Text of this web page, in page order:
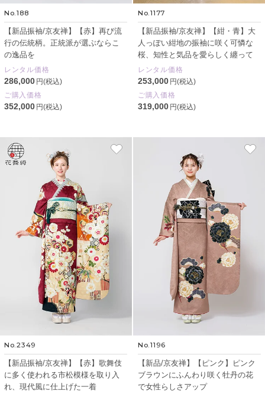
No.188
【新品振袖/京友禅】【赤】再び流
行の伝統柄。正統派が選ぶならこ
の逸品を
レンタル価格
286,000 円(税込)
ご購入価格
352,000 円(税込)
No.1177
【新品振袖/京友禅】【紺・青】大
人っぽい紺地の振袖に咲く可憐な
桜、知性と気品を愛らしく纏って
レンタル価格
253,000 円(税込)
ご購入価格
319,000 円(税込)
No.2349
【新品振袖/京友禅】【赤】歌舞伎
に多く使われる市松模様を取り入
れ、現代風に仕上げた一着
No.1196
【新品/京友禅】【ピンク】ピンク
ブラウンにふんわり咲く牡丹の花
で女性らしさアップ